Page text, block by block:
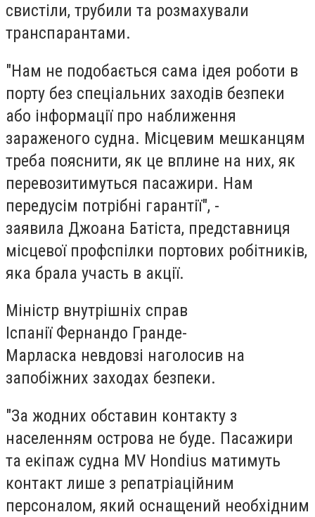
свистіли, трубили та розмахували
транспарантами.
"Нам не подобається сама ідея роботи в
порту без спеціальних заходів безпеки
або інформації про наближення
зараженого судна. Місцевим мешканцям
треба пояснити, як це вплине на них, як
перевозитимуться пасажири. Нам
передусім потрібні гарантії", -
заявила Джоана Батіста, представниця
місцевої профспілки портових робітників,
яка брала участь в акції.
Міністр внутрішніх справ
Іспанії Фернандо Гранде-
Марласка невдовзі наголосив на
запобіжних заходах безпеки.
"За жодних обставин контакту з
населенням острова не буде. Пасажири
та екіпаж судна MV Hondius матимуть
контакт лише з репатріаційним
персоналом, який оснащений необхідним